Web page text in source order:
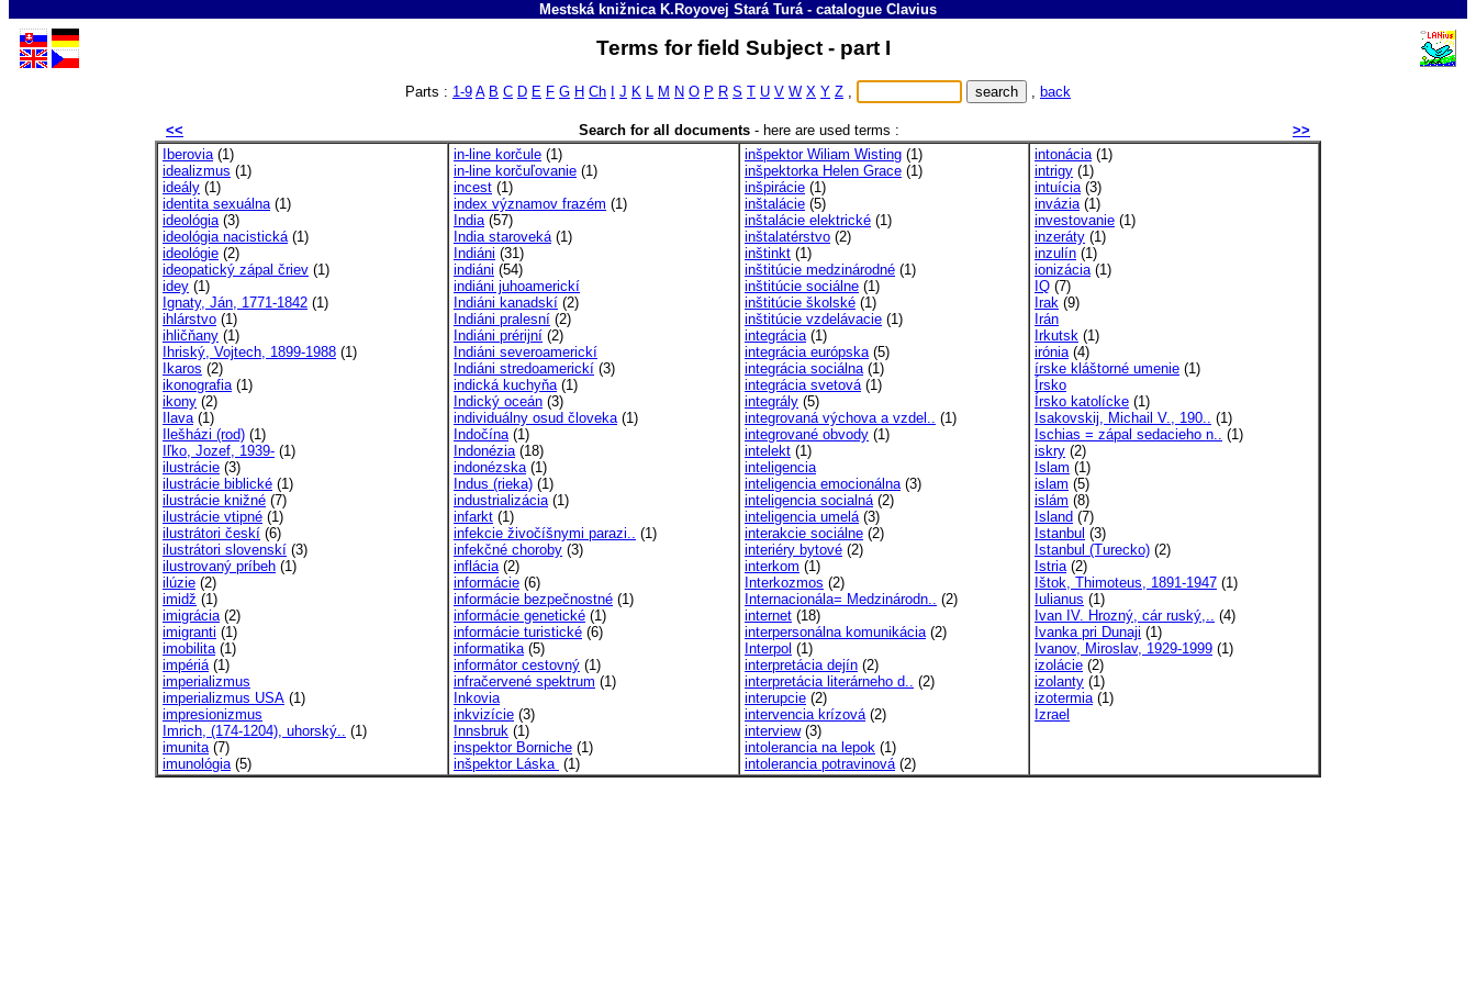
Mestská knižnica K.Royovej Stará Turá- catalogue Clavius
Terms for field Subject - part I
Parts : 1-9 A B C D E F G H Ch J K L M N O P R S T U V W X Y Z , , back
<< Search for all documents- here are used terms :
>>
Iberovia(1)
idealizmus (1)
ideály (1)
identita sexuálna(1)
ideológia(3)
ideológia nacistická(1)
ideológie (2)
ideopatický zápal čriev (1)
idey (1)
Ignaty, Ján, 1771-1842 (1)
ihlárstvo (1)
ihličňany (1)
Ihriský, Vojtech, 1899-1988 (1)
Ikaros (2)
ikonografia(1)
ikony (2)
Ilava(1)
Ilešházi (rod) (1)
Iľko, Jozef, 1939- (1)
ilustrácie (3)
ilustrácie biblické (1)
ilustrácie knižné (7)
ilustrácie vtipné (1)
ilustrátori českí (6)
ilustrátori slovenskí (3)
ilustrovaný príbeh (1)
ilúzie (2)
imidž (1)
imigrácia(2)
imigranti (1)
imobilita(1)
impériá(1)
imperializmus
imperializmus USA (1)
impresionizmus
Imrich, (174-1204), uhorský.. (1)
imunita(7)
imunológia(5)
in-line korčule (1)
in-line korčuľovanie (1)
incest (1)
index významov frazém (1)
India(57)
India staroveká(1)
Indiáni (31)
indiáni (54)
indiáni juhoamerickí
Indiáni kanadskí (2)
Indiáni pralesní (2)
Indiáni prérijní (2)
Indiáni severoamerickí
Indiáni stredoamerickí (3)
indická kuchyňa(1)
Indický oceán (3)
individuálny osud človeka(1)
Indočína(1)
Indonézia(18)
indonézska(1)
Indus (rieka) (1)
industrializácia(1)
infarkt (1)
infekcie živočíšnymi parazi.. (1)
infekčné choroby (3)
inflácia(2)
informácie (6)
informácie bezpečnostné (1)
informácie genetické (1)
informácie turistické (6)
informatika(5)
informátor cestovný (1)
infračervené spektrum (1)
Inkovia
inkvizície (3)
Innsbruk (1)
inspektor Borniche (1)
inšpektor Láska (1)
inšpektor Wiliam Wisting (1)
inšpektorka Helen Grace (1)
inšpirácie (1)
inštalácie (5)
inštalácie elektrické (1)
inštalatérstvo (2)
inštinkt (1)
inštitúcie medzinárodné (1)
inštitúcie sociálne (1)
inštitúcie školské (1)
inštitúcie vzdelávacie (1)
integrácia(1)
integrácia európska(5)
integrácia sociálna(1)
integrácia svetová(1)
integrály (5)
integrovaná výchova a vzdel.. (1)
integrované obvody (1)
intelekt (1)
inteligencia
inteligencia emocionálna(3)
inteligencia socialná(2)
inteligencia umelá(3)
interakcie sociálne (2)
interiéry bytové (2)
interkom (1)
Interkozmos (2)
Internacionála= Medzinárodn.. (2)
internet (18)
interpersonálna komunikácia(2)
Interpol (1)
interpretácia dejín (2)
interpretácia literárneho d.. (2)
interupcie (2)
intervencia krízová(2)
interview(3)
intolerancia na lepok (1)
intolerancia potravinová(2)
intonácia(1)
intrigy (1)
intuícia(3)
invázia(1)
investovanie (1)
inzeráty (1)
inzulín (1)
ionizácia(1)
IQ (7)
Irak (9)
Irán
Irkutsk (1)
irónia(4)
írske kláštorné umenie (1)
Írsko
Írsko katolícke (1)
Isakovskij, Michail V., 190.. (1)
Ischias = zápal sedacieho n.. (1)
iskry (2)
Islam (1)
islam (5)
islám (8)
Island (7)
Istanbul (3)
Istanbul (Turecko) (2)
Istria(2)
Ištok, Thimoteus, 1891-1947 (1)
Iulianus (1)
Ivan IV. Hrozný, cár ruský,.. (4)
Ivanka pri Dunaji (1)
Ivanov, Miroslav, 1929-1999 (1)
izolácie (2)
izolanty (1)
izotermia(1)
Izrael